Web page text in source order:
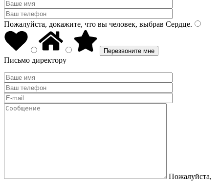
Пожалуйста, докажите, что вы человек, выбрав Сердце.
Письмо директору
Пожалуйста,